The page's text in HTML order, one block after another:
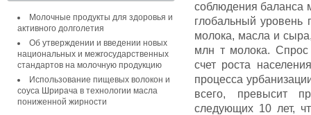
Молочные продукты для здоровья и
активного долголетия
Об утверждении и введении новых
национальных и межгосударственных
стандартов на молочную продукцию
Использование пищевых волокон и
соуса Шрирача в технологии масла
пониженной жирности
соблюдения баланса
глобальный уровень
молока, масла и
млн т молока.
счет роста
процесса
всего, превысит
следующих 10 лет,